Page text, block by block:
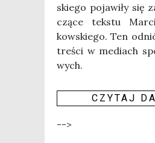
skie­go poja­wi­ły się
czą­ce tek­stu
kow­skie­go. Ten
tre­ści w mediach
wych.
CZY­TAJ
-->